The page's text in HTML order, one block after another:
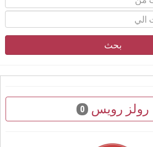
بحث
رولز رويس 0